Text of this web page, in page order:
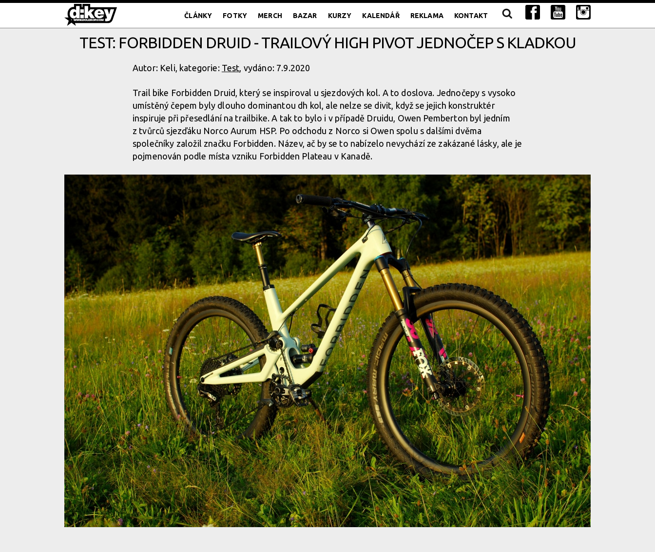
ČLÁNKY FOTKY MERCH BAZAR KURZY KALENDÁŘ REKLAMA KONTAKT
TEST: FORBIDDEN DRUID - TRAILOVÝ HIGH PIVOT JEDNOČEP S KLADKOU
Autor: Keli, kategorie: Test, vydáno: 7.9.2020
Trail bike Forbidden Druid, který se inspiroval u sjezdových kol. A to doslova. Jednočepy s vysoko
umístěný čepem byly dlouho dominantou dh kol, ale nelze se divit, když se jejich konstruktér
inspiruje při přesedlání na trailbike. A tak to bylo i v případě Druidu, Owen Pemberton byl jedním
z tvůrců sjezďáku Norco Aurum HSP. Po odchodu z Norco si Owen spolu s dalšími dvěma
společníky založil značku Forbidden. Název, ač by se to nabízelo nevychází ze zakázané lásky, ale je
pojmenován podle místa vzniku Forbidden Plateau v Kanadě.